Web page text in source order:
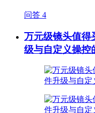
问答 4
万元级镜头值得
级与自定义操控